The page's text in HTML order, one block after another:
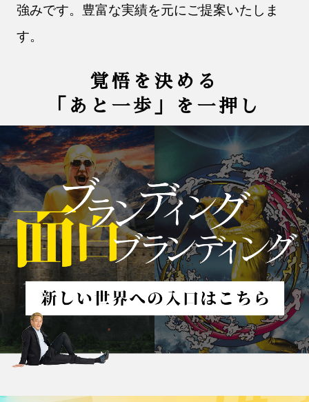
強みです。豊富な実績を元にご提案いたしま
す。
覚悟を決める
「あと一歩」を一押し